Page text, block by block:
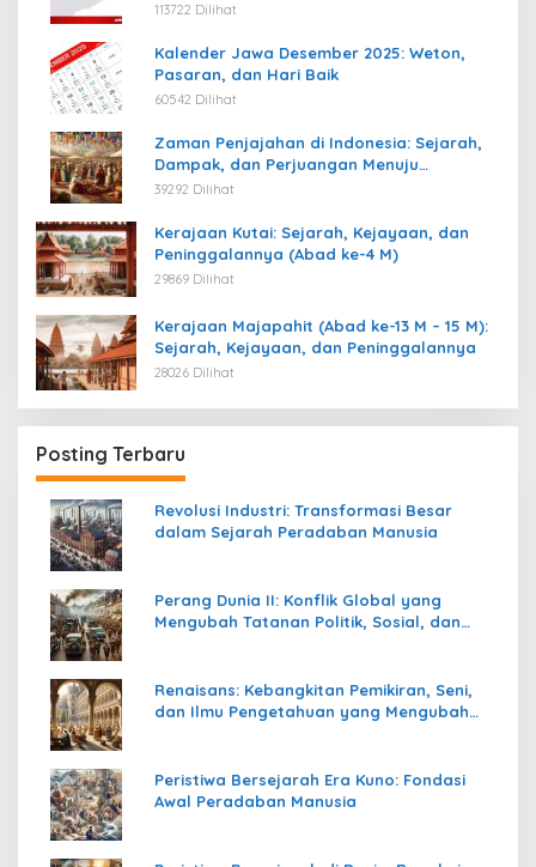
113722 Dilihat
Kalender Jawa Desember 2025: Weton,
Pasaran, dan Hari Baik
60542 Dilihat
Zaman Penjajahan di Indonesia: Sejarah,
Dampak, dan Perjuangan Menuju
Kemerdekaan
39292 Dilihat
Kerajaan Kutai: Sejarah, Kejayaan, dan
Peninggalannya (Abad ke-4 M)
29869 Dilihat
Kerajaan Majapahit (Abad ke-13 M – 15 M):
Sejarah, Kejayaan, dan Peninggalannya
28026 Dilihat
Posting Terbaru
Revolusi Industri: Transformasi Besar
dalam Sejarah Peradaban Manusia
Perang Dunia II: Konflik Global yang
Mengubah Tatanan Politik, Sosial, dan
Renaisans: Kebangkitan Pemikiran, Seni,
dan Ilmu Pengetahuan yang Mengubah
Peristiwa Bersejarah Era Kuno: Fondasi
Awal Peradaban Manusia